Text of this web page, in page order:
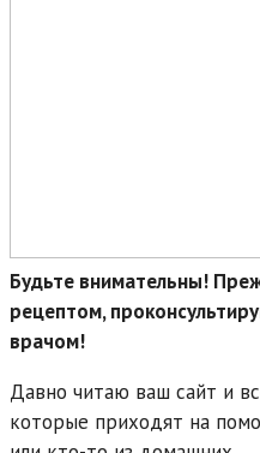
Будьте внимательны!
рецептом,
врачом!
Давно читаю ваш сайт и
которые приходят на